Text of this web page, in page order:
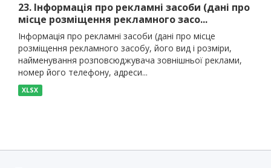
23. Інформація про рекламні засоби (дані про
місце розміщення рекламного засо...
Інформація про рекламні засоби (дані про місце
розміщення рекламного засобу, його вид і розміри,
найменування розповсюджувача зовнішньої реклами,
номер його телефону, адреси...
XLSX